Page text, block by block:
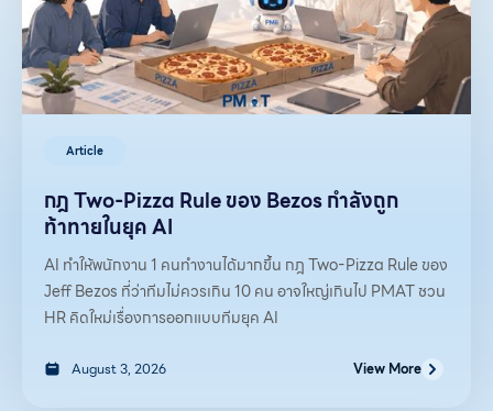
Article
กฎ Two-Pizza Rule ของ Bezos กำลังถูก
ท้าทายในยุค AI
AI ทำให้พนักงาน 1 คนทำงานได้มากขึ้น กฎ Two-Pizza Rule ของ
Jeff Bezos ที่ว่าทีมไม่ควรเกิน 10 คน อาจใหญ่เกินไป PMAT ชวน
HR คิดใหม่เรื่องการออกแบบทีมยุค AI
August 3, 2026 View More